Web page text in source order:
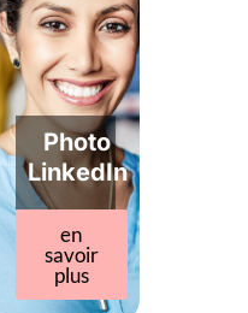
Photo
LinkedIn
en
savoir
plus